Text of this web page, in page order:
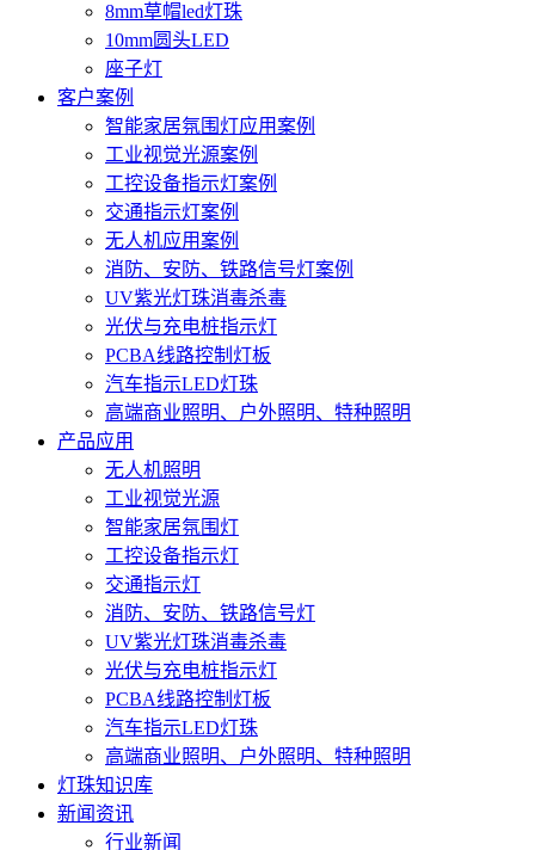
8mm草帽led灯珠
10mm圆头LED
座子灯
客户案例
智能家居氛围灯应用案例
工业视觉光源案例
工控设备指示灯案例
交通指示灯案例
无人机应用案例
消防、安防、铁路信号灯案例
UV紫光灯珠消毒杀毒
光伏与充电桩指示灯
PCBA线路控制灯板
汽车指示LED灯珠
高端商业照明、户外照明、特种照明
产品应用
无人机照明
工业视觉光源
智能家居氛围灯
工控设备指示灯
交通指示灯
消防、安防、铁路信号灯
UV紫光灯珠消毒杀毒
光伏与充电桩指示灯
PCBA线路控制灯板
汽车指示LED灯珠
高端商业照明、户外照明、特种照明
灯珠知识库
新闻资讯
行业新闻